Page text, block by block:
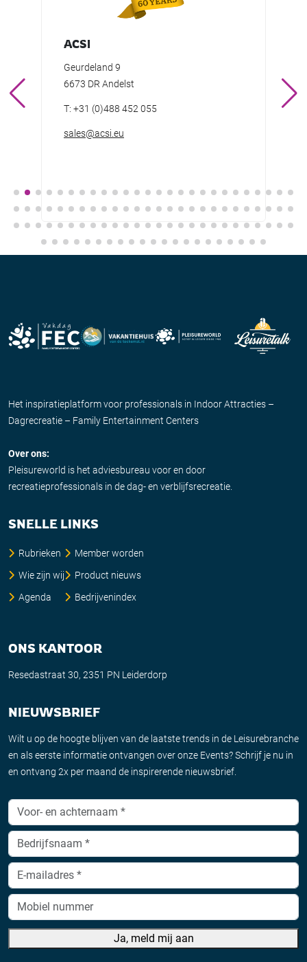
Geurdeland 9
6673 DR Andelst
T: +31 (0)488 452 055
sales@acsi.eu
5656 AE
Het inspiratieplatform voor professionals in Indoor Attracties –
Dagrecreatie – Family Entertainment Centers
Over ons:
Pleisureworld is het adviesbureau voor en door
recreatieprofessionals in de dag- en verblijfsrecreatie.
SNELLE LINKS
Rubrieken
Wie zijn wij
Agenda
Member worden
Product nieuws
Bedrijvenindex
ONS KANTOOR
Resedastraat 30, 2351 PN Leiderdorp
NIEUWSBRIEF
Wilt u op de hoogte blijven van de laatste trends in de Leisurebranche
en als eerste informatie ontvangen over onze Events? Schrijf je nu in
en ontvang 2x per maand de inspirerende nieuwsbrief.
Ja, meld mij aan